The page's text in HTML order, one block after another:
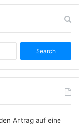
for:
Antrag auf eine